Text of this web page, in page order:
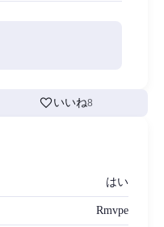
favoriteいいね8
はい
Rmvpe